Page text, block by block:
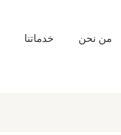
من نحن خدماتنا